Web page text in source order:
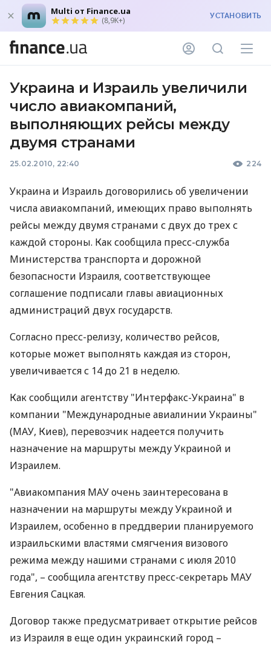
Multi от Finance.ua
(8,9K+) УСТАНОВИТЬ
Украина и Израиль увеличили
число авиакомпаний,
выполняющих рейсы между
двумя странами
25.02.2010, 22:40 224
Украина и Израиль договорились об увеличении
числа авиакомпаний, имеющих право выполнять
рейсы между двумя странами с двух до трех с
каждой стороны. Как сообщила пресс-служба
Министерства транспорта и дорожной
безопасности Израиля, соответствующее
соглашение подписали главы авиационных
администраций двух государств.
Согласно пресс-релизу, количество рейсов,
которые может выполнять каждая из сторон,
увеличивается с 14 до 21 в неделю.
Как сообщили агентству "Интерфакс-Украина" в
компании "Международные авиалинии Украины"
(МАУ, Киев), перевозчик надеется получить
назначение на маршруты между Украиной и
Израилем.
"Авиакомпания МАУ очень заинтересована в
назначении на маршруты между Украиной и
Израилем, особенно в преддверии планируемого
израильскими властями смягчения визового
режима между нашими странами с июля 2010
года", – сообщила агентству пресс-секретарь МАУ
Евгения Сацкая.
Договор также предусматривает открытие рейсов
из Израиля в еще один украинский город –